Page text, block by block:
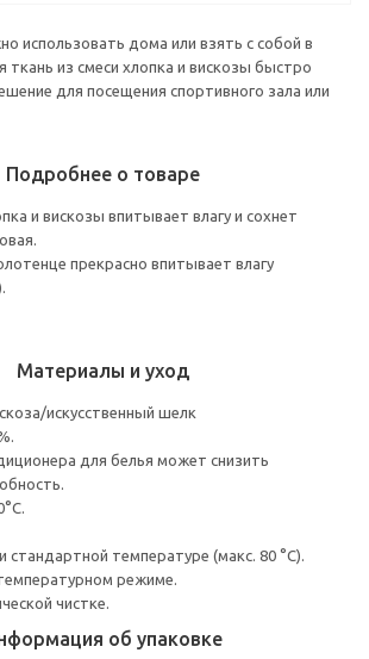
использовать дома или взять с собой в
ткань из смеси хлопка и вискозы быстро
для посещения спортивного зала или
Подробнее о товаре
и вискозы впитывает влагу и сохнет
прекрасно впитывает влагу
Материалы и уход
искусственный шелк
для белья может снизить
температуре (макс. 80 °C).
режиме.
чистке.
об упаковке